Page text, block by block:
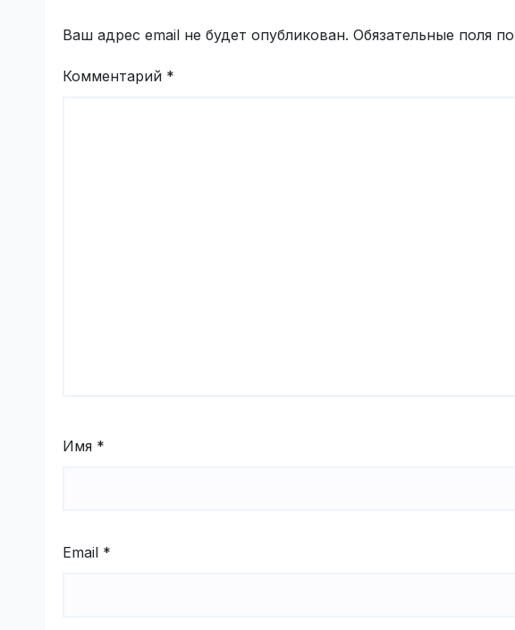
Ваш адрес email не будет опубликован. Обязательные поля
Комментарий *
Имя *
Email *